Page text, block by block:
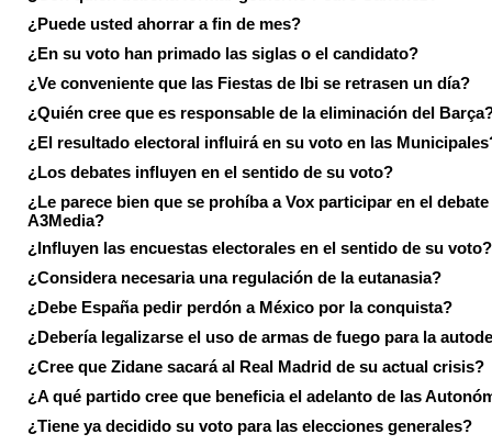
¿Puede usted ahorrar a fin de mes?
¿En su voto han primado las siglas o el candidato?
¿Ve conveniente que las Fiestas de Ibi se retrasen un día?
¿Quién cree que es responsable de la eliminación del
¿El resultado electoral influirá en su voto en las
¿Los debates influyen en el sentido de su voto?
¿Le parece bien que se prohíba a Vox participar en el debate
A3Media?
¿Influyen las encuestas electorales en el sentido de su voto?
¿Considera necesaria una regulación de la eutanasia?
¿Debe España pedir perdón a México por la conquista?
¿Debería legalizarse el uso de armas de fuego para la
¿Cree que Zidane sacará al Real Madrid de su actual crisis?
¿A qué partido cree que beneficia el adelanto de las
¿Tiene ya decidido su voto para las elecciones generales?